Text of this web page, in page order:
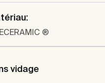
®
vidage